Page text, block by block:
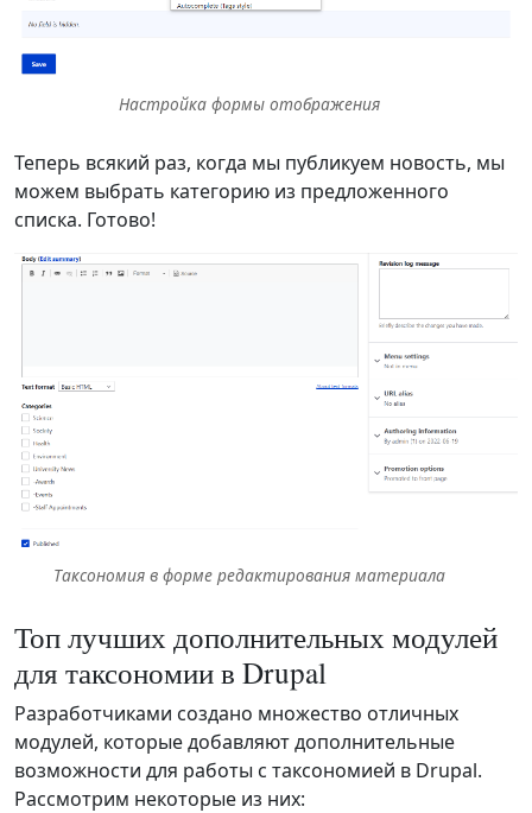
Настройка формы отображения
Теперь всякий раз, когда мы публикуем новость, мы
можем выбрать категорию из предложенного
списка. Готово!
Таксономия в форме редактирования материала
Топ лучших дополнительных модулей
для таксономии в Drupal
Разработчиками создано множество отличных
модулей, которые добавляют дополнительные
возможности для работы с таксономией в Drupal.
Рассмотрим некоторые из них: